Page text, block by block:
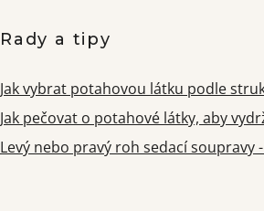
Rady a tipy
Jak vybrat potahovou látku podle
Jak pečovat o potahové látky, aby
Levý nebo pravý roh sedací soupravy